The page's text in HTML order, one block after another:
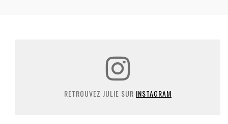
RETROUVEZ JULIE SUR INSTAGRAM